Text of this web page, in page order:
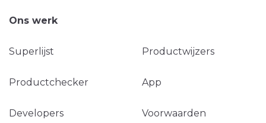
Ons werk
Superlijst Productwijzers
Productchecker App
Developers Voorwaarden